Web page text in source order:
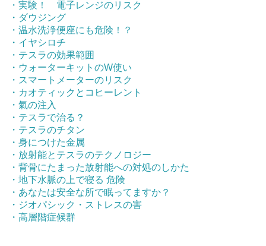
・実験！ 電子レンジのリスク
・ダウジング
・温水洗浄便座にも危険！？
・イヤシロチ
・テスラの効果範囲
・ウォーターキットのW使い
・スマートメーターのリスク
・カオティックとコヒーレント
・氣の注入
・テスラで治る？
・テスラのチタン
・身につけた金属
・放射能とテスラのテクノロジー
・背骨にたまった放射能への対処のしかた
・地下水脈の上で寝る 危険
・あなたは安全な所で眠ってますか？
・ジオパシック・ストレスの害
・高層階症候群